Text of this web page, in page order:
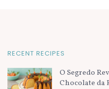
RECENT RECIPES
O Segredo
Chocolate da